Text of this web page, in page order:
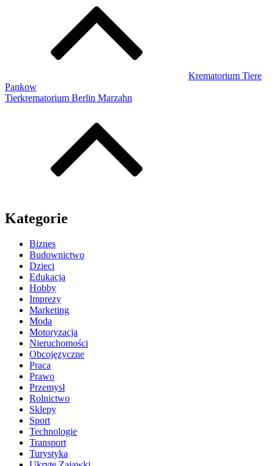
Krematorium Tiere
Pankow
Tierkrematorium Berlin Marzahn
Kategorie
Biznes
Budownictwo
Dzieci
Edukacja
Hobby
Imprezy
Marketing
Moda
Motoryzacja
Nieruchomości
Obcojęzyczne
Praca
Prawo
Przemysł
Rolnictwo
Sklepy
Sport
Technologie
Transport
Turystyka